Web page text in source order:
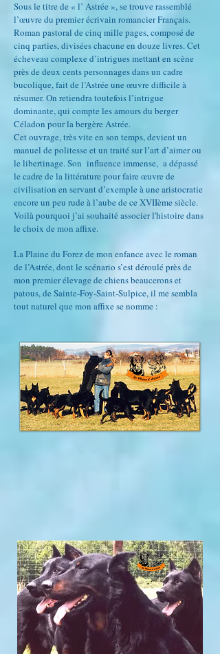
Sous le titre de « l’ Astrée », se trouve rassemblé
l’œuvre du premier écrivain romancier Français.
Roman pastoral de cinq mille pages, composé de
cinq parties, divisées chacune en douze livres. Cet
écheveau complexe d’intrigues mettant en scène
près de deux cents personnages dans un cadre
bucolique, fait de l’Astrée une œuvre difficile à
résumer. On retiendra toutefois l’intrigue
dominante, qui compte les amours du berger
Céladon pour la bergère Astrée.
Cet ouvrage, très vite en son temps, devient un
manuel de politesse et un traité sur l’art d’aimer ou
le libertinage. Son influence immense, a dépassé
le cadre de la littérature pour faire œuvre de
civilisation en servant d’exemple à une aristocratie
encore un peu rude à l’aube de ce XVIIème siècle.
Voilà pourquoi j’ai souhaité associer l'histoire dans
le choix de mon affixe.
La Plaine du Forez de mon enfance avec le roman
de l’Astrée, dont le scénario s’est déroulé près de
mon premier élevage de chiens beaucerons et
patous, de Sainte-Foy-Saint-Sulpice, il me sembla
tout naturel que mon affixe se nomme :